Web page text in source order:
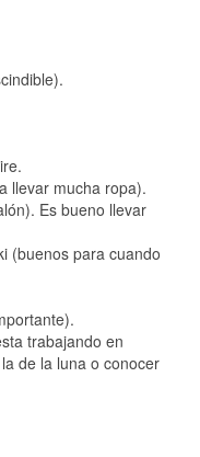
llevar mucha ropa).
Es bueno llevar
(buenos para cuando
trabajando en
de la luna o conocer